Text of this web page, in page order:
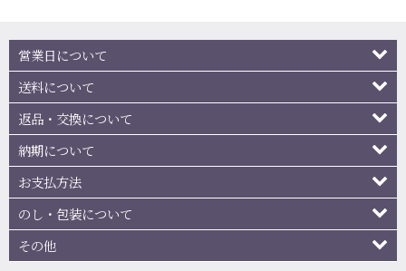
営業日について
送料について
返品・交換について
納期について
お支払方法
のし・包装について
その他